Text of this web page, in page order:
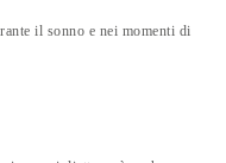
il sonno e nei momenti di